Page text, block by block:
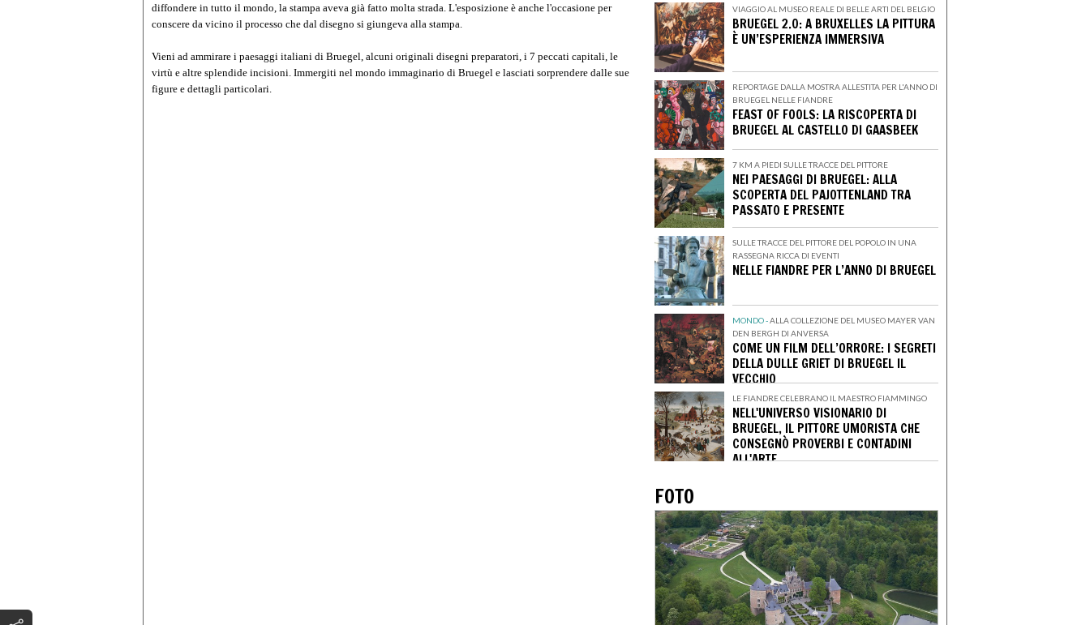
diffondere in tutto il mondo, la stampa aveva già fatto molta strada. L'esposizione è anche l'occasione per
conscere da vicino il processo che dal disegno si giungeva alla stampa.
Vieni ad ammirare i paesaggi italiani di Bruegel, alcuni originali disegni preparatori, i 7 peccati capitali, le
virtù e altre splendide incisioni. Immergiti nel mondo immaginario di Bruegel e lasciati sorprendere dalle sue
figure e dettagli particolari.
VIAGGIO AL MUSEO REALE DI BELLE ARTI DEL BELGIO
BRUEGEL 2.0: A BRUXELLES LA PITTURA
È UN’ESPERIENZA IMMERSIVA
REPORTAGE DALLA MOSTRA ALLESTITA PER L'ANNO DI
BRUEGEL NELLE FIANDRE
FEAST OF FOOLS: LA RISCOPERTA DI
BRUEGEL AL CASTELLO DI GAASBEEK
7 KM A PIEDI SULLE TRACCE DEL PITTORE
NEI PAESAGGI DI BRUEGEL: ALLA
SCOPERTA DEL PAJOTTENLAND TRA
PASSATO E PRESENTE
SULLE TRACCE DEL PITTORE DEL POPOLO IN UNA
RASSEGNA RICCA DI EVENTI
NELLE FIANDRE PER L’ANNO DI BRUEGEL
MONDO -ALLA COLLEZIONE DEL MUSEO MAYER VAN
DEN BERGH DI ANVERSA
COME UN FILM DELL’ORRORE: I SEGRETI
DELLA DULLE GRIET DI BRUEGEL IL
VECCHIO
LE FIANDRE CELEBRANO IL MAESTRO FIAMMINGO
NELL'UNIVERSO VISIONARIO DI
BRUEGEL, IL PITTORE UMORISTA CHE
CONSEGNÒ PROVERBI E CONTADINI
ALL'ARTE
FOTO